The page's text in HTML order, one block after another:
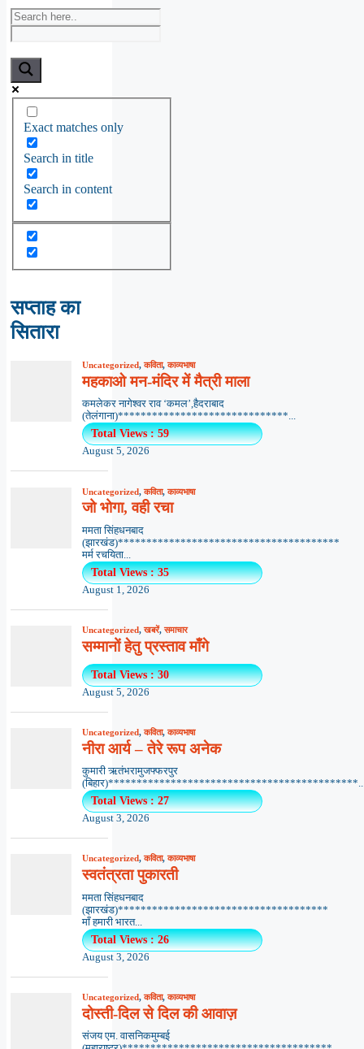
Exact matches only
Search in title
Search in content
सप्ताह का
सितारा
Uncategorized,कविता,काव्यभाषा
महकाओ मन-मंदिर में मैत्री माला
कमलेकर नागेश्वर राव ‘कमल’,हैदराबाद
(तेलंगाना)******************************...
Total Views : 59
August 5, 2026
Uncategorized,कविता,काव्यभाषा
जो भोगा, वही रचा
ममता सिंहधनबाद
(झारखंड)***************************************
मर्म रचयिता...
Total Views : 35
August 1, 2026
Uncategorized,खबरें,समाचार
सम्मानों हेतु प्रस्ताव माँगे
Total Views : 30
August 5, 2026
Uncategorized,कविता,काव्यभाषा
नीरा आर्य – तेरे रूप अनेक
कुमारी ऋतंभरामुजफ्फरपुर
Total Views : 27
August 3, 2026
Uncategorized,कविता,काव्यभाषा
स्वतंत्रता पुकारती
ममता सिंहधनबाद
(झारखंड)*************************************
माँ हमारी भारत...
Total Views : 26
August 3, 2026
Uncategorized,कविता,काव्यभाषा
दोस्ती-दिल से दिल की आवाज़
संजय एम. वासनिकमुम्बई